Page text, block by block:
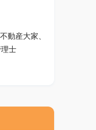
動産大家、
士